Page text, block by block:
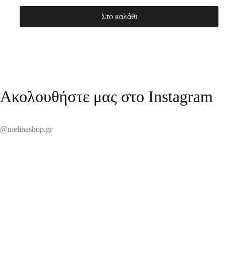
Στο καλάθι
Ακολουθήστε μας στο Instagram
@melinashop.gr